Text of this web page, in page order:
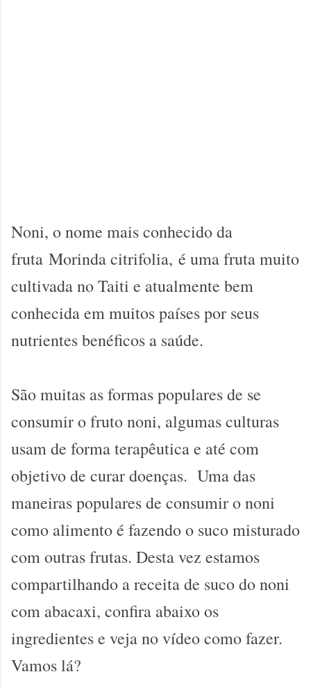
Noni, o nome mais conhecido da
fruta Morinda citrifolia, é uma fruta muito
cultivada no Taiti e atualmente bem
conhecida em muitos países por seus
nutrientes benéficos a saúde.
São muitas as formas populares de se
consumir o fruto noni, algumas culturas
usam de forma terapêutica e até com
objetivo de curar doenças. Uma das
maneiras populares de consumir o noni
como alimento é fazendo o suco misturado
com outras frutas. Desta vez estamos
compartilhando a receita de suco do noni
com abacaxi, confira abaixo os
ingredientes e veja no vídeo como fazer.
Vamos lá?